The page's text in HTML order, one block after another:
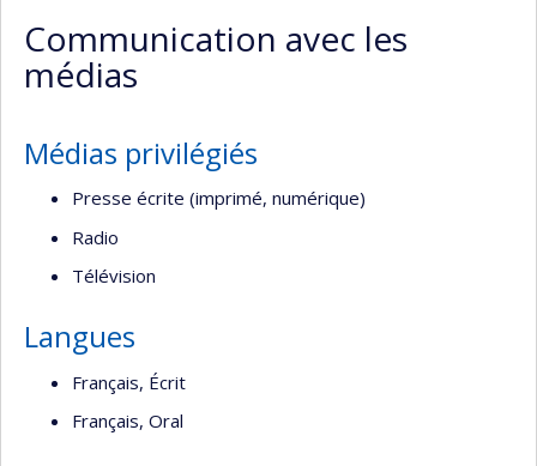
(faculté,département,école)
Communication avec les
médias
Médias privilégiés
Presse écrite (imprimé, numérique)
Radio
Télévision
Langues
Français, Écrit
Français, Oral